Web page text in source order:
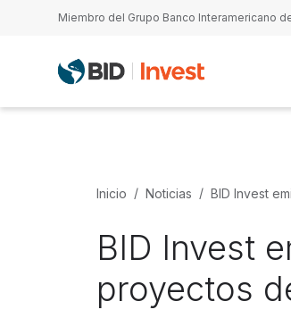
Pasar al contenido principal
Miembro del Grupo Banco Interamericano
Inicio Noticias BID Invest
BID Invest
proyectos